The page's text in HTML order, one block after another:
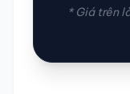
* Giá trên